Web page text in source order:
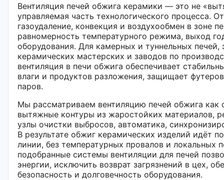
Вентиляция печей обжига керамики — это не
управляемая часть технологического процесса.
газоудаление, конвекция и воздухообмен в зоне
равномерность температурного режима, выход
оборудования. Для камерных и туннельных печей,
керамических мастерских и заводов по
вентиляция в печи обжига обеспечивает
влаги и продуктов разложения, защищает
паров.
Мы рассматриваем вентиляцию печей обжига как
вытяжные контуры из жаростойких материалов,
узлы очистки выбросов, автоматика,
В результате обжиг керамических изделий идёт
линии, без температурных провалов и локальных
подобранные системы вентиляции для печей
энергии, исключить возврат загрязнений в цех,
безопасность и долговечность оборудования.